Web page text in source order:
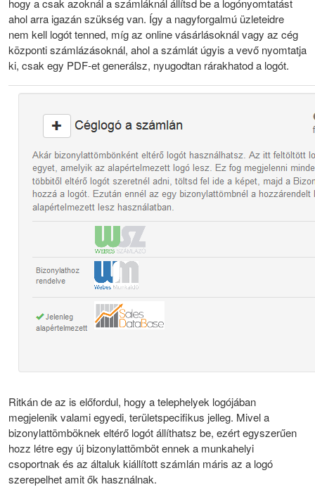
hogy a csak azoknál a számláknál állítsd be a logónyomtatást
ahol arra igazán szükség van. Így a nagyforgalmú üzleteidre
nem kell logót tenned, míg az online vásárlásoknál vagy az cég
központi számlázásoknál, ahol a számlát úgyis a vevő nyomtatja
ki, csak egy PDF-et generálsz, nyugodtan rárakhatod a logót.
Ritkán de az is előfordul, hogy a telephelyek logójában
megjelenik valami egyedi, területspecifikus jelleg. Mivel a
bizonylattömböknek eltérő logót állíthatsz be, ezért egyszerűen
hozz létre egy új bizonylattömböt ennek a munkahelyi
csoportnak és az általuk kiállított számlán máris az a logó
szerepelhet amit ők használnak.